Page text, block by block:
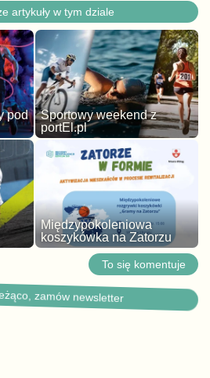
artykuły w tym dziale
pod
Sportowy weekend z
portEl.pl
Międzypokoleniowa
koszykówka na Zatorzu
To się komentuje
zamów newsletter